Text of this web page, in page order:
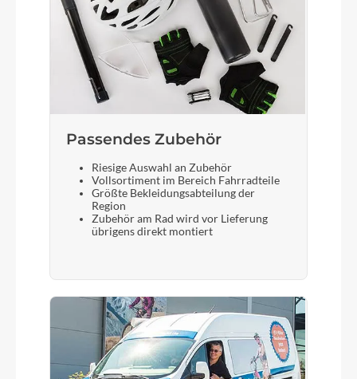
ACROS AZF-675, ICR (Integrated Cable Routing),
Top Zero-Stack 1 12 (ZS 56mm), Bottom Zero-
Stack 1 12 (ZS 56mm), Fiber Inserts for Angle
Adjustment
ACID Venec EMTB Trail 140
Gabel
RockShox Psylo Gold RC Air, Tapered,
15x110mm, Lockout, 140mm
Display
Bosch System Control, incl Mini Remote
Sattelstütze
Passendes Zubehör
Riesige Auswahl an Zubehör
Vollsortiment im Bereich Fahrradteile
Größte Bekleidungsabteilung der
Region
Zubehör am Rad wird vor Lieferung
übrigens direkt montiert